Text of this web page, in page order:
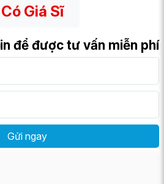
Giá Sĩ
để được tư vấn miễn phí